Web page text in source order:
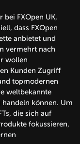
FXOpen UK,
dass FXOpen
anbietet und
vermehrt nach
wollen
Kunden Zugriff
topmodernen
weltbekannte
können. Um
die sich auf
fokussieren,